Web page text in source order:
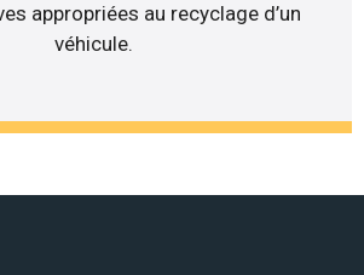
appropriées au recyclage d’un
véhicule.